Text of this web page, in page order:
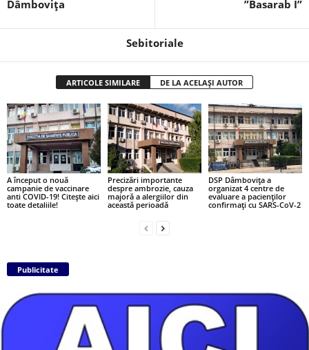
Dâmbovița ”Basarab I”
Sebitoriale
ARTICOLE SIMILARE DE LA ACELAȘI AUTOR
A început o nouă
campanie de vaccinare
anti COVID-19! Citește aici
toate detaliile!
Precizări importante
despre ambrozie, cauza
majoră a alergiilor din
această perioadă
DSP Dâmbovița a
organizat 4 centre de
evaluare a pacienților
confirmați cu SARS-CoV-2
Publicitate